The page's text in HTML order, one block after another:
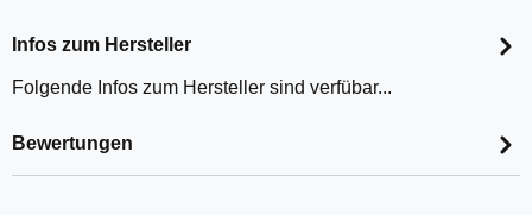
Infos zum Hersteller
Folgende Infos zum Hersteller sind verfübar...
Bewertungen